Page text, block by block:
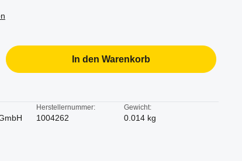
gewünschten Wert ein oder
In den Warenkorb
Herstellernummer:
1004262
Gewicht:
0.014 kg